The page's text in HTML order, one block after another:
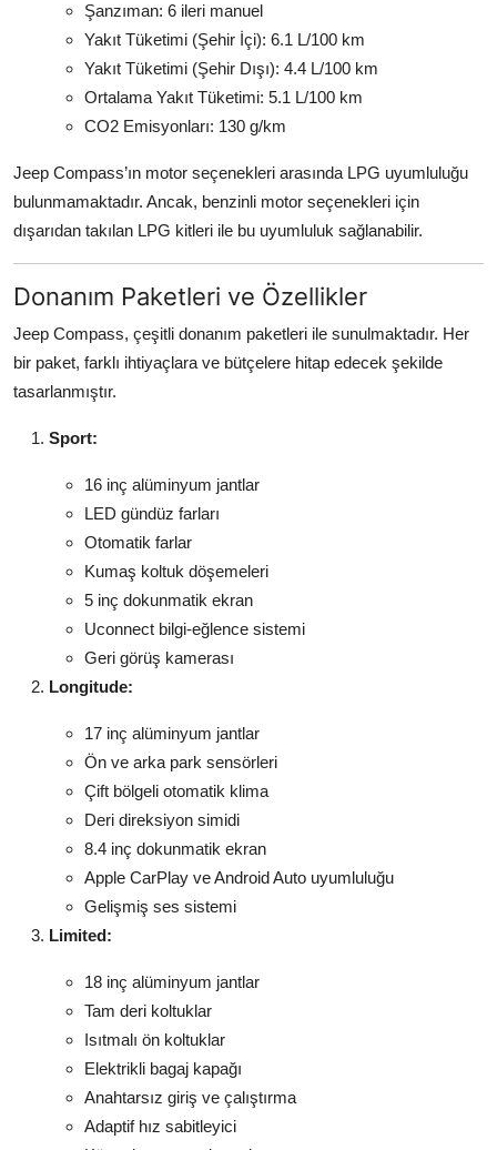
Şanzıman: 6 ileri manuel
Yakıt Tüketimi (Şehir İçi): 6.1 L/100 km
Yakıt Tüketimi (Şehir Dışı): 4.4 L/100 km
Ortalama Yakıt Tüketimi: 5.1 L/100 km
CO2 Emisyonları: 130 g/km
Jeep Compass’ın motor seçenekleri arasında LPG uyumluluğu
bulunmamaktadır. Ancak, benzinli motor seçenekleri için
dışarıdan takılan LPG kitleri ile bu uyumluluk sağlanabilir.
Donanım Paketleri ve Özellikler
Jeep Compass, çeşitli donanım paketleri ile sunulmaktadır. Her
bir paket, farklı ihtiyaçlara ve bütçelere hitap edecek şekilde
tasarlanmıştır.
Sport:
16 inç alüminyum jantlar
LED gündüz farları
Otomatik farlar
Kumaş koltuk döşemeleri
5 inç dokunmatik ekran
Uconnect bilgi-eğlence sistemi
Geri görüş kamerası
Longitude:
17 inç alüminyum jantlar
Ön ve arka park sensörleri
Çift bölgeli otomatik klima
Deri direksiyon simidi
8.4 inç dokunmatik ekran
Apple CarPlay ve Android Auto uyumluluğu
Gelişmiş ses sistemi
Limited:
18 inç alüminyum jantlar
Tam deri koltuklar
Isıtmalı ön koltuklar
Elektrikli bagaj kapağı
Anahtarsız giriş ve çalıştırma
Adaptif hız sabitleyici